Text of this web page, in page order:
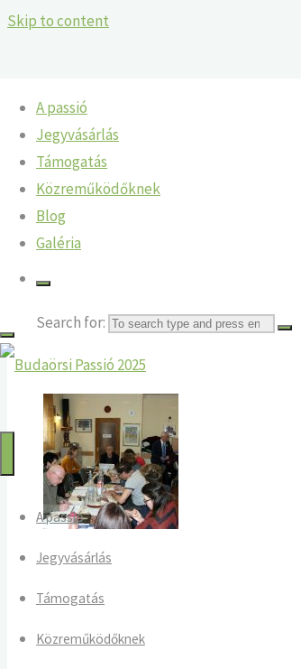
Skip to content
A passió
Jegyvásárlás
Támogatás
Közreműködőknek
Blog
Galéria
Search for:
Budaörsi
Passió
A passió
Jegyvásárlás
Támogatás
Közreműködőknek
Olvasópróba
HomeGalériaOlvasópróba 2018.03.20.
A fotókat készítette Chrestels János.